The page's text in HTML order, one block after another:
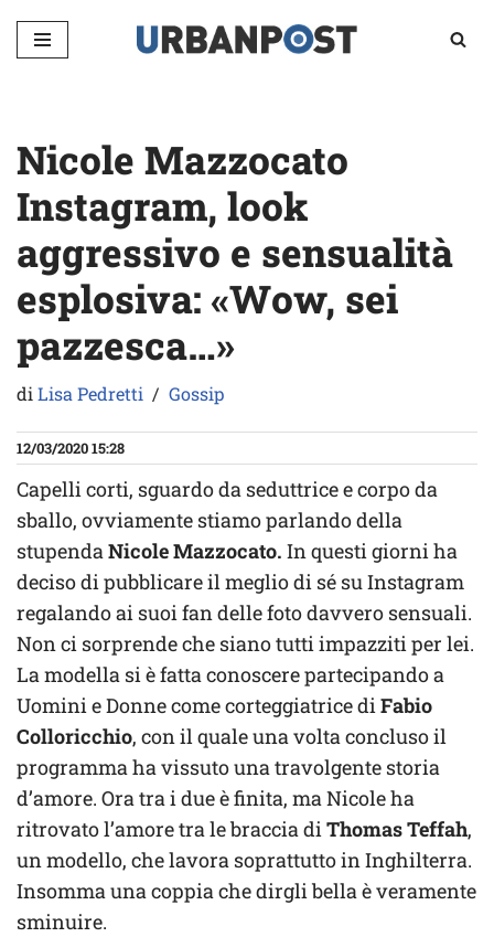
Vai
Nicole Mazzocato
Instagram, look
aggressivo e sensualità
esplosiva: «Wow, sei
pazzesca…»
diLisa Pedretti Gossip
12/03/2020 15:28
Capelli corti, sguardo da seduttrice e corpo da
sballo, ovviamente stiamo parlando della
stupendaNicole Mazzocato. In questi giorni ha
deciso di pubblicare il meglio di sé su Instagram
regalando ai suoi fan delle foto davvero sensuali.
Non ci sorprende che siano tutti impazziti per lei.
La modella si è fatta conoscere partecipando a
Uomini e Donne come corteggiatrice diFabio
Colloricchio, con il quale una volta concluso il
programma ha vissuto una travolgente storia
d’amore. Ora tra i due è finita, ma Nicole ha
ritrovato l’amore tra le braccia diThomas Teffah,
un modello, che lavora soprattutto in Inghilterra.
Insomma una coppia che dirgli bella è veramente
sminuire.